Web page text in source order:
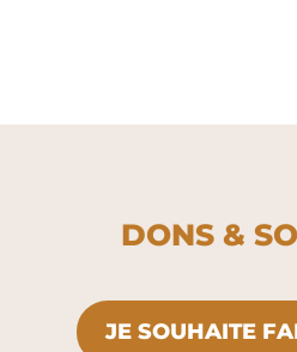
DONS &
JE SOUHAITE